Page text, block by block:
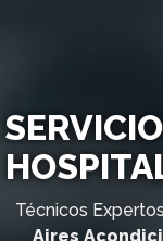
Técnicos
Aires